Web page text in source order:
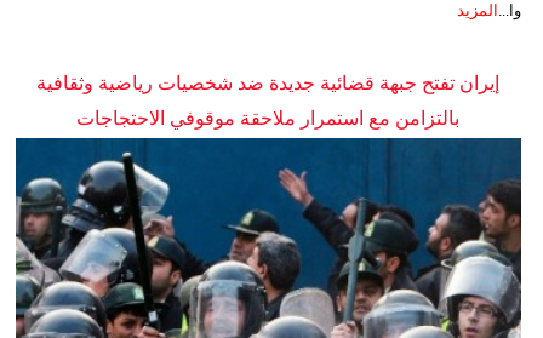
وا... المزيد
إيران تفتح جبهة قضائية جديدة ضد شخصيات رياضية وثقافية
بالتزامن مع استمرار ملاحقة موقوفي الاحتجاجات